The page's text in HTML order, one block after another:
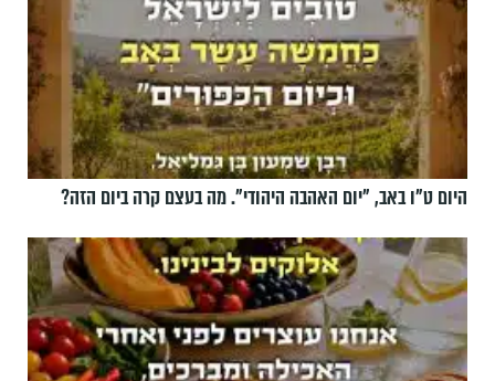
היום ט"ו באב, ”יום האהבה היהודי". מה בעצם קרה ביום הזה?